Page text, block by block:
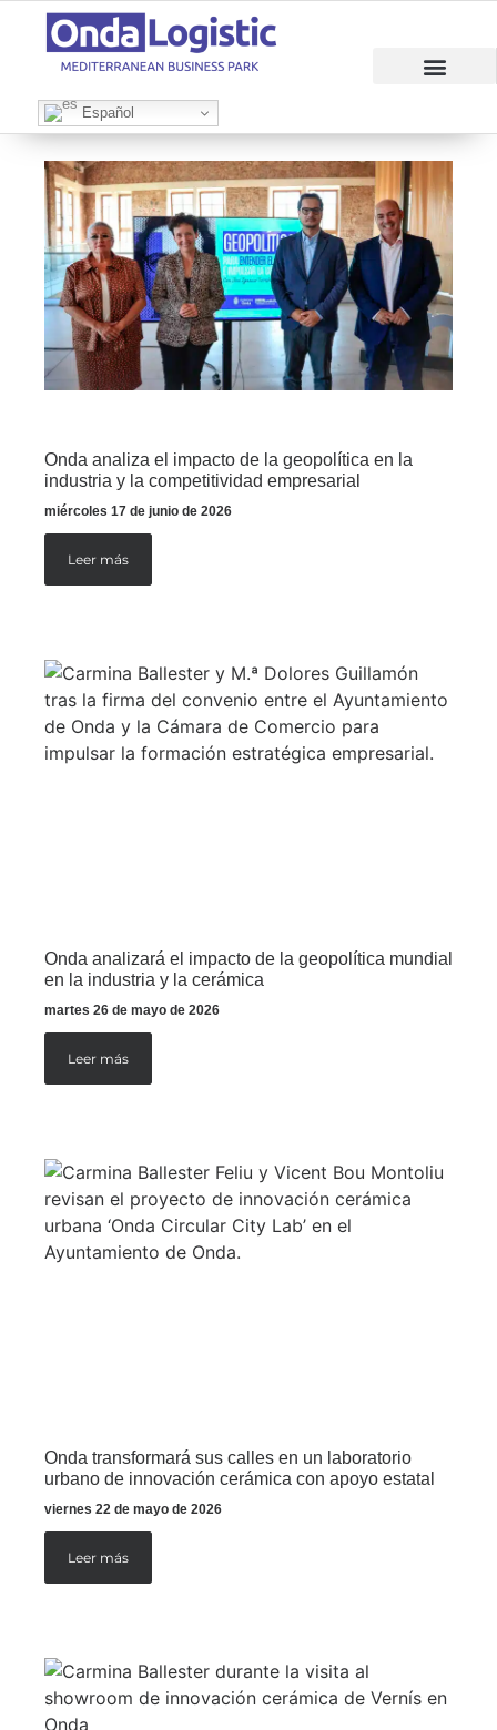
Español
Onda analiza el impacto de la geopolítica en la
industria y la competitividad empresarial
miércoles 17 de junio de 2026
Leer más
Onda analizará el impacto de la geopolítica mundial
en la industria y la cerámica
martes 26 de mayo de 2026
Leer más
Onda transformará sus calles en un laboratorio
urbano de innovación cerámica con apoyo estatal
viernes 22 de mayo de 2026
Leer más